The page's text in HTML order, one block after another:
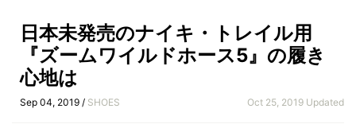
日本未発売のナイキ・トレイル用
『ズームワイルドホース5』の履き
心地は
Sep 04, 2019 / SHOES Oct 25, 2019 Updated